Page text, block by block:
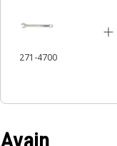
271-4700